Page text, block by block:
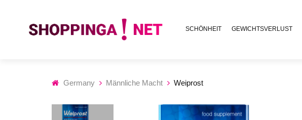
SCHÖNHEIT GEWICHTSVERLUST
Germany Männliche Macht Weiprost